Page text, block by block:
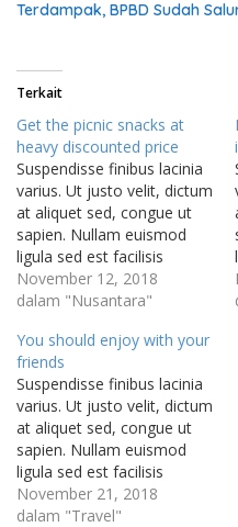
Terdampak, BPBD Sudah
Terkait
Get the picnic snacks at
heavy discounted price
Suspendisse finibus lacinia
varius. Ut justo velit, dictum
at aliquet sed, congue ut
sapien. Nullam euismod
ligula sed est facilisis
auctor. Integer vitae
venenatis mi. Ut velit
eleifend quis, aliquam non
neque. Integer commodo
euismod sapien, ac
porttitor turpis tempor
vitae. Etiam nulla elit,
posuere non…
November 12, 2018
dalam "Nusantara"
You should enjoy with your
friends
Suspendisse finibus lacinia
varius. Ut justo velit, dictum
at aliquet sed, congue ut
sapien. Nullam euismod
ligula sed est facilisis
auctor. Integer vitae
venenatis mi. Ut velit
November 21, 2018
dalam "Travel"